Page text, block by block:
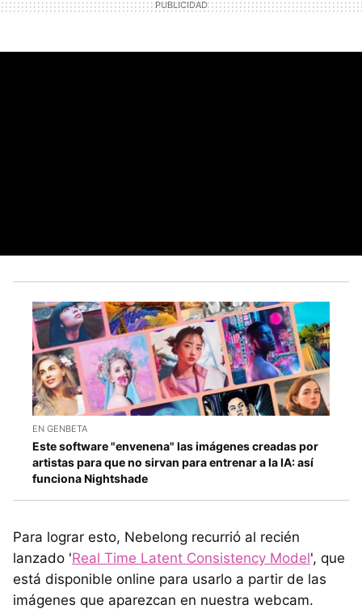
EN GENBETA
Este software "envenena" las imágenes creadas por
artistas para que no sirvan para entrenar a la IA: así
funciona Nightshade
Para lograr esto, Nebelong recurrió al recién
lanzado 'Real Time Latent Consistency Model', que
está disponible online para usarlo a partir de las
imágenes que aparezcan en nuestra webcam.